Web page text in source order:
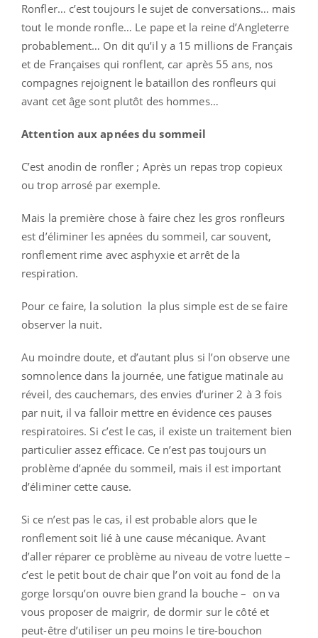
Ronfler… c’est toujours le sujet de conversations… mais
tout le monde ronfle… Le pape et la reine d’Angleterre
probablement… On dit qu’il y a 15 millions de Français
et de Françaises qui ronflent, car après 55 ans, nos
compagnes rejoignent le bataillon des ronfleurs qui
avant cet âge sont plutôt des hommes…
Attention aux apnées du sommeil
C’est anodin de ronfler ; Après un repas trop copieux
ou trop arrosé par exemple.
Mais la première chose à faire chez les gros ronfleurs
est d’éliminer les apnées du sommeil, car souvent,
ronflement rime avec asphyxie et arrêt de la
respiration.
Pour ce faire, la solution la plus simple est de se faire
observer la nuit.
Au moindre doute, et d’autant plus si l’on observe une
somnolence dans la journée, une fatigue matinale au
réveil, des cauchemars, des envies d’uriner 2 à 3 fois
par nuit, il va falloir mettre en évidence ces pauses
respiratoires. Si c’est le cas, il existe un traitement bien
particulier assez efficace. Ce n’est pas toujours un
problème d’apnée du sommeil, mais il est important
d’éliminer cette cause.
Si ce n’est pas le cas, il est probable alors que le
ronflement soit lié à une cause mécanique. Avant
d’aller réparer ce problème au niveau de votre luette –
c’est le petit bout de chair que l’on voit au fond de la
gorge lorsqu’on ouvre bien grand la bouche – on va
vous proposer de maigrir, de dormir sur le côté et
peut-être d’utiliser un peu moins le tire-bouchon